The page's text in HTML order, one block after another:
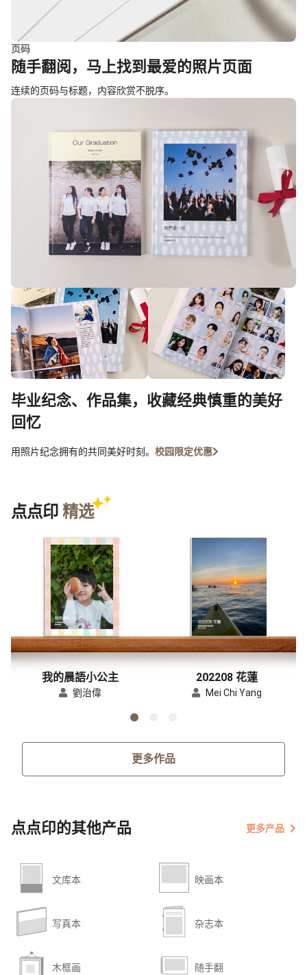
页码
随手翻阅，马上找到最爱的照片页面
连续的页码与标题，内容欣赏不脱序。
毕业纪念、作品集，收藏经典慎重的美好
回忆
用照片纪念拥有的共同美好时刻。 校园限定优惠
点点印 精选
我的晨語小公主
劉治偉
202208 花蓮
Mei Chi Yang
更多作品
点点印的其他产品 更多产品
文库本 映画本
写真本 杂志本
木框画 随手翻